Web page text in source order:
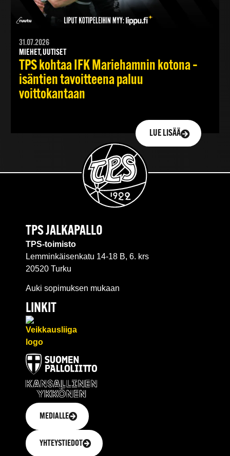
31.07.2026
MIEHET, UUTISET
TPS kohtaa IFK Mariehamnin kotona –
isäntien tavoitteena paluu
voittokantaan
LUE LISÄÄ
TPS JALKAPALLO
TPS-toimisto
Lemminkäisenkatu 14-18 B, 6. krs
20520 Turku
Auki sopimuksen mukaan
LINKIT
MEDIALLE
YHTEYSTIEDOT